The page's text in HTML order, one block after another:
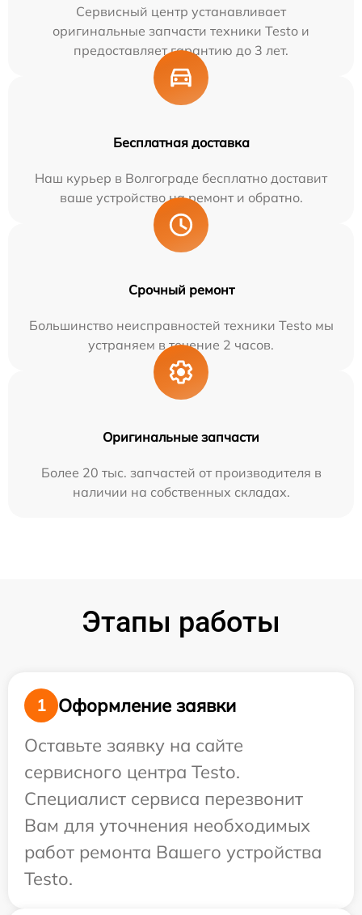
Сервисный центр устанавливает
оригинальные запчасти техники Testo и
предоставляет гарантию до 3 лет.
Бесплатная доставка
Наш курьер в Волгограде бесплатно доставит
ваше устройство на ремонт и обратно.
Срочный ремонт
Большинство неисправностей техники Testo мы
устраняем в течение 2 часов.
Оригинальные запчасти
Более 20 тыс. запчастей от производителя в
наличии на собственных складах.
Этапы работы
1
Оформление заявки
Оставьте заявку на сайте
сервисного центра Testo.
Специалист сервиса перезвонит
Вам для уточнения необходимых
работ ремонта Вашего устройства
Testo.